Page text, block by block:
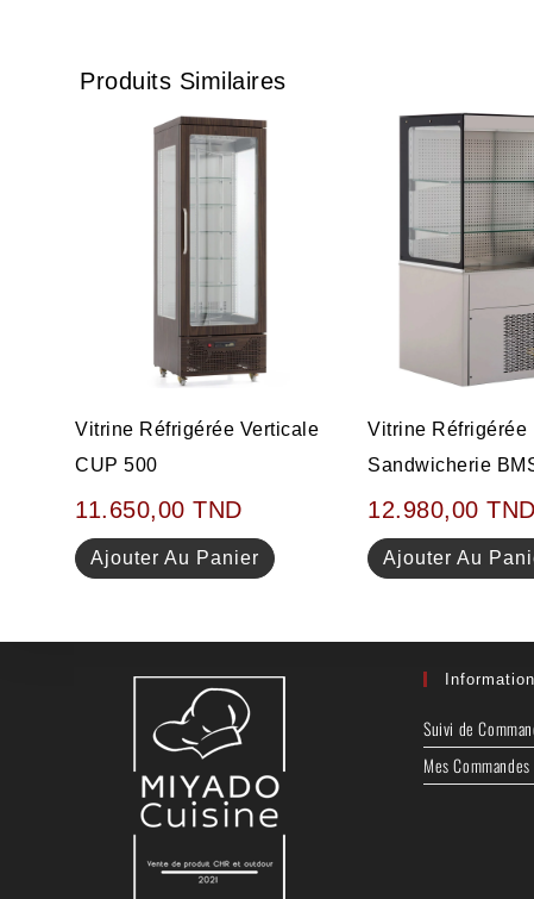
Produits Similaires
Vitrine Réfrigérée Verticale
CUP 500
11.650,00TND
Ajouter Au Panier
Vitrine Réfrigérée
Sandwicherie
12.980,00TND
Ajouter Au
Suivi de
Mes Commandes